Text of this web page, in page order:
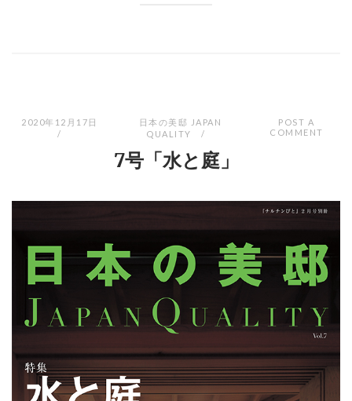
2020年12月17日
日本の美邸 JAPAN
QUALITY
POST A
COMMENT
7号「水と庭」